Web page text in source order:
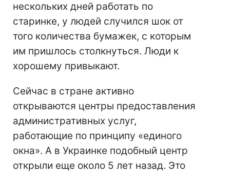
нескольких дней работать по
старинке, у людей случился шок от
того количества бумажек, с которым
им пришлось столкнуться. Люди к
хорошему привыкают.
Сейчас в стране активно
открываются центры предоставления
административных услуг,
работающие по принципу «единого
окна». А в Украинке подобный центр
открыли еще около 5 лет назад. Это